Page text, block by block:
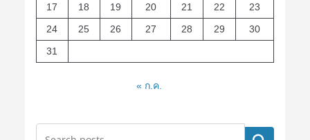
17
18 19 20 21 22
23
24
25 26 27 28 29
30
31
« ก.ค.